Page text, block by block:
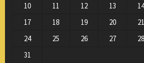
10
11 12 13 14
17
18 19 20 21
24
25 26 27 28
31